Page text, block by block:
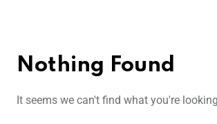
Nothing Found
It seems we can't find what you're